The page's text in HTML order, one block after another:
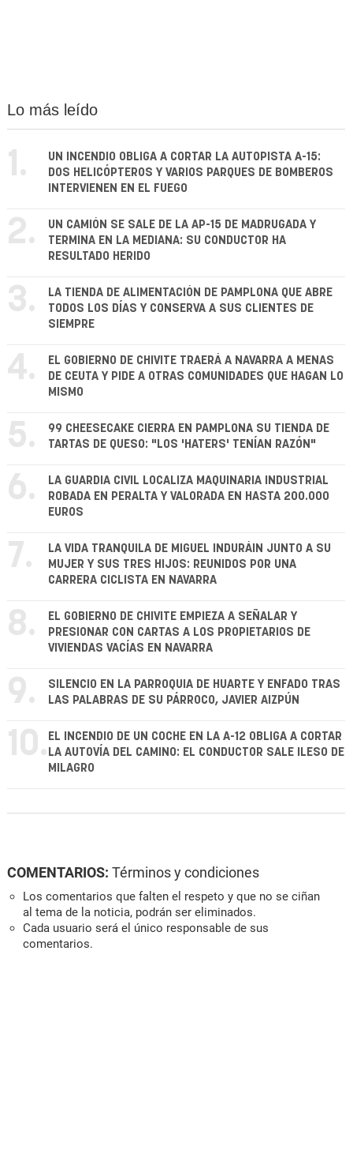
Lo más leído
1.
UN INCENDIO OBLIGA A CORTAR LA AUTOPISTA A-15:
DOS HELICÓPTEROS Y VARIOS PARQUES DE BOMBEROS
INTERVIENEN EN EL FUEGO
2.
UN CAMIÓN SE SALE DE LA AP-15 DE MADRUGADA Y
TERMINA EN LA MEDIANA: SU CONDUCTOR HA
RESULTADO HERIDO
3.
LA TIENDA DE ALIMENTACIÓN DE PAMPLONA QUE ABRE
TODOS LOS DÍAS Y CONSERVA A SUS CLIENTES DE
SIEMPRE
4.
EL GOBIERNO DE CHIVITE TRAERÁ A NAVARRA A MENAS
DE CEUTA Y PIDE A OTRAS COMUNIDADES QUE HAGAN LO
MISMO
5.
99 CHEESECAKE CIERRA EN PAMPLONA SU TIENDA DE
TARTAS DE QUESO: "LOS 'HATERS' TENÍAN RAZÓN"
6.
LA GUARDIA CIVIL LOCALIZA MAQUINARIA INDUSTRIAL
ROBADA EN PERALTA Y VALORADA EN HASTA 200.000
EUROS
7.
LA VIDA TRANQUILA DE MIGUEL INDURÁIN JUNTO A SU
MUJER Y SUS TRES HIJOS: REUNIDOS POR UNA
CARRERA CICLISTA EN NAVARRA
8.
EL GOBIERNO DE CHIVITE EMPIEZA A SEÑALAR Y
PRESIONAR CON CARTAS A LOS PROPIETARIOS DE
VIVIENDAS VACÍAS EN NAVARRA
9.
SILENCIO EN LA PARROQUIA DE HUARTE Y ENFADO TRAS
LAS PALABRAS DE SU PÁRROCO, JAVIER AIZPÚN
10. EL INCENDIO DE UN COCHE EN LA A-12 OBLIGA A CORTAR
LA AUTOVÍA DEL CAMINO: EL CONDUCTOR SALE ILESO DE
MILAGRO
COMENTARIOS: Términos y condiciones
Los comentarios que falten el respeto y que no se ciñan
al tema de la noticia, podrán ser eliminados.
Cada usuario será el único responsable de sus
comentarios.